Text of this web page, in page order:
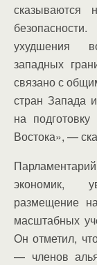
сказываются
ухудшения
западных
связано с
стран Запада
на
Востока», —
экономик,
размещение
масштабных
Он отметил,
— членов